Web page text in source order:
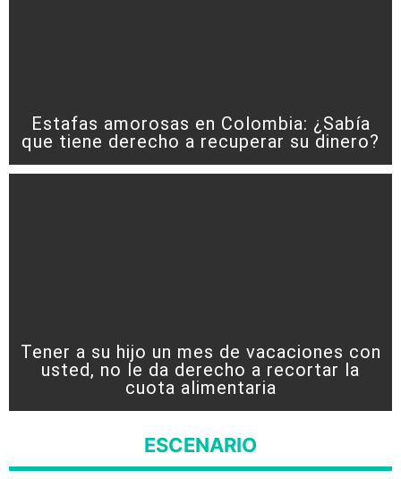
Estafas amorosas en Colombia: ¿Sabía
que tiene derecho a recuperar su dinero?
Tener a su hijo un mes de vacaciones con
usted, no le da derecho a recortar la
cuota alimentaria
ESCENARIO